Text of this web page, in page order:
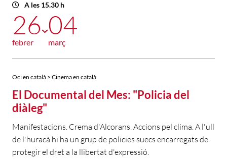
A les 15.30 h
26
febrer
04
març
Oci en català > Cinema en català
El Documental del Mes: "Policia del
diàleg"
Manifestacions. Crema d'Alcorans. Accions pel clima. A l'ull
de l'huracà hi ha un grup de policies suecs encarregats de
protegir el dret a la llibertat d'expressió.